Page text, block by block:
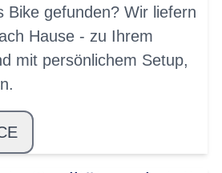
Bike gefunden? Wir liefern
Hause - zu Ihrem
mit persönlichem Setup,